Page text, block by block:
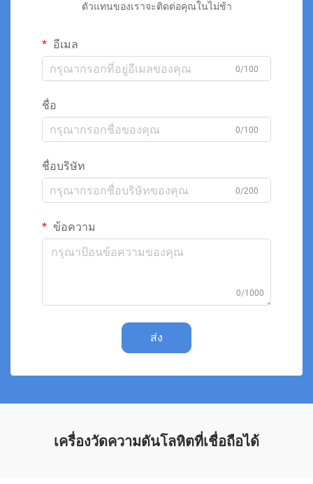
ตัวแทนของเราจะติดต่อคุณในไม่ช้า
อีเมล
0/100
ชื่อ
0/100
ชื่อบริษัท
0/200
ข้อความ
0/1000
ส่ง
เครื่องวัดความดันโลหิตที่เชื่อถือได้